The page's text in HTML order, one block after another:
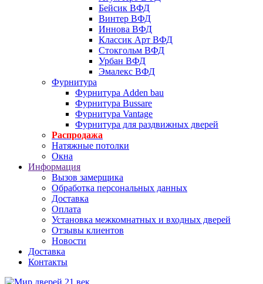
Бейсик ВФД
Винтер ВФД
Иннова ВФД
Классик Арт ВФД
Стокгольм ВФД
Урбан ВФД
Эмалекс ВФД
Фурнитура
Фурнитура Adden bau
Фурнитура Bussare
Фурнитура Vantage
Фурнитура для раздвижных дверей
Распродажа
Натяжные потолки
Окна
Информация
Вызов замерщика
Обработка персональных данных
Доставка
Оплата
Установка межкомнатных и входных дверей
Отзывы клиентов
Новости
Доставка
Контакты